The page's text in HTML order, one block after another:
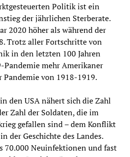
Politik ist ein
der jährlichen Sterberate.
2020 höher als während der
Trotz aller Fortschritte von
in den letzten 100 Jahren
mehr Amerikaner
Pandemie von 1918-1919.
den USA nähert sich die Zahl
Zahl der Soldaten, die im
gefallen sind – dem Konflikt
der Geschichte des Landes.
70.000 Neuinfektionen und fast